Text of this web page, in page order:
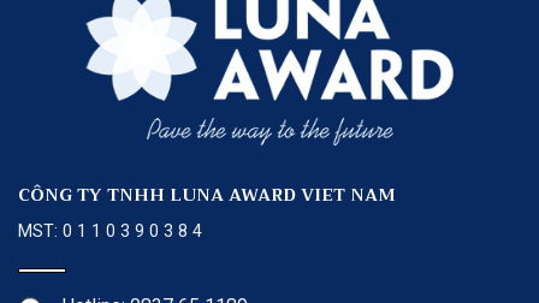
CÔNG TY TNHH LUNA AWARD VIET NAM
MST: 0 1 1 0 3 9 0 3 8 4